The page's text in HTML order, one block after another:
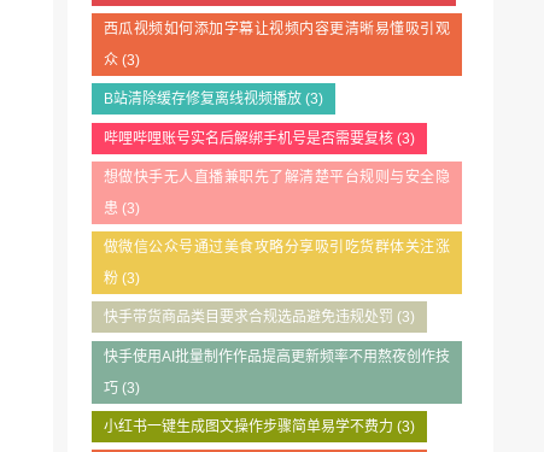
西瓜视频如何添加字幕让视频内容更清晰易懂吸引观
众(3)
B站清除缓存修复离线视频播放(3)
哔哩哔哩账号实名后解绑手机号是否需要复核(3)
想做快手无人直播兼职先了解清楚平台规则与安全隐
患 (3)
做微信公众号通过美食攻略分享吸引吃货群体关注涨
粉(3)
快手带货商品类目要求合规选品避免违规处罚 (3)
快手使用AI批量制作作品提高更新频率不用熬夜创作技
巧(3)
小红书一键生成图文操作步骤简单易学不费力 (3)